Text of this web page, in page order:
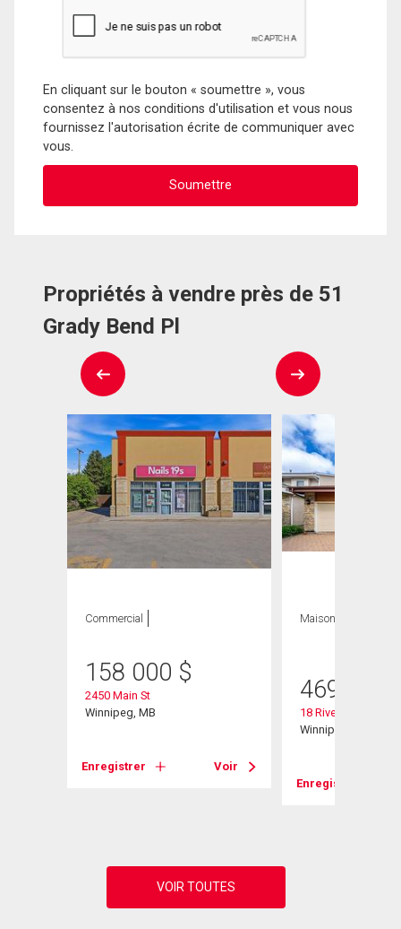
En cliquant sur le bouton « soumettre », vous
consentez à nos conditions d'utilisation et vous nous
fournissez l'autorisation écrite de communiquer avec
vous.
Propriétés à vendre près de 51
Grady Bend Pl
Commercial
158 000 $
2450 Main St
Winnipeg, MB
Enregistrer Voir
Maison
469 900
18 Riverstone Rd
Winnipeg, MB
Enregistrer